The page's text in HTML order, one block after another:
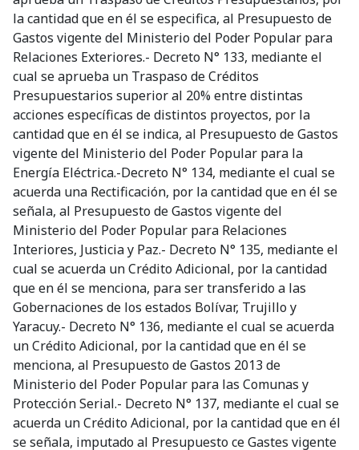
la cantidad que en él se especifica, al Presupuesto de
Gastos vigente del Ministerio del Poder Popular para
Relaciones Exteriores.- Decreto N° 133, mediante el
cual se aprueba un Traspaso de Créditos
Presupuestarios superior al 20% entre distintas
acciones específicas de distintos proyectos, por la
cantidad que en él se indica, al Presupuesto de Gastos
vigente del Ministerio del Poder Popular para la
Energía Eléctrica.-Decreto N° 134, mediante el cual se
acuerda una Rectificación, por la cantidad que en él se
señala, al Presupuesto de Gastos vigente del
Ministerio del Poder Popular para Relaciones
Interiores, Justicia y Paz.- Decreto N° 135, mediante el
cual se acuerda un Crédito Adicional, por la cantidad
que en él se menciona, para ser transferido a las
Gobernaciones de los estados Bolívar, Trujillo y
Yaracuy.- Decreto N° 136, mediante el cual se acuerda
un Crédito Adicional, por la cantidad que en él se
menciona, al Presupuesto de Gastos 2013 de
Ministerio del Poder Popular para las Comunas y
Protección Serial.- Decreto N° 137, mediante el cual se
acuerda un Crédito Adicional, por la cantidad que en él
se señala, imputado al Presupuesto ce Gastes vigente